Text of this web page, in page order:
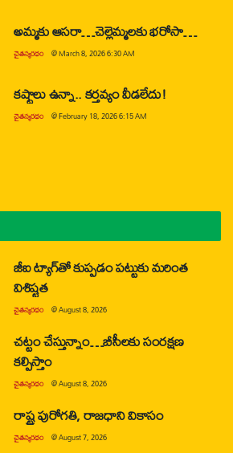
అమ్మకు ఆసరా…చెల్లెమ్మలకు భరోసా…
చైతన్యరధం @March 8, 2026 6:30 AM
కష్టాలు ఉన్నా.. కర్తవ్యం వీడలేదు!
చైతన్యరధం @February 18, 2026 6:15 AM
జీఐ ట్యాగ్‌తో కుప్పడం పట్టుకు మరింత
విశిష్టత
చైతన్యరధం @August 8, 2026
చట్టం చేస్తున్నాం…బీసీలకు సంరక్షణ
కల్పిస్తాం
చైతన్యరధం @August 8, 2026
రాష్ట్ర పురోగతి, రాజధాని వికాసం
చైతన్యరధం @August 7, 2026